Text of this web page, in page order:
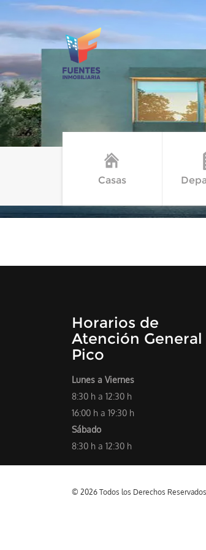
Casas
Horarios de
Atención General
Pico
Lunes a Viernes
8:30 h a 12:30 h
16:00 h a 19:30 h
Sábado
8:30 h a 12:30 h
© 2026 Todos los Derechos Reservados